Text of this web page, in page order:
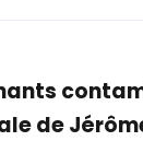
de